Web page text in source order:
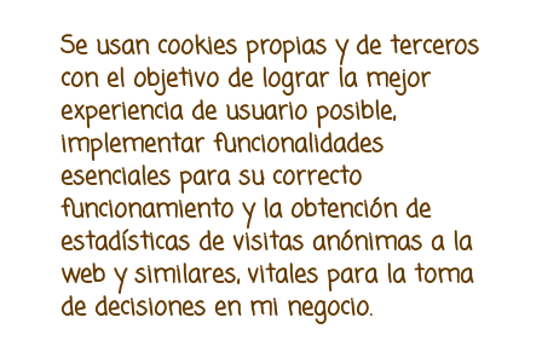
Se usancookies propias y de terceros
con el objetivo de lograr la mejor
experiencia de usuario posible,
implementar funcionalidades
esenciales para su correcto
funcionamiento y la obtención de
estadísticas de visitas anónimas a la
web y similares, vitales para la toma
de decisiones en mi negocio.